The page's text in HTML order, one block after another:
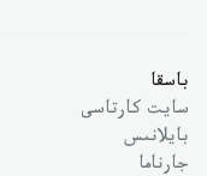
باسقا
سايت كارتاسى
بايلانىس
جارناما